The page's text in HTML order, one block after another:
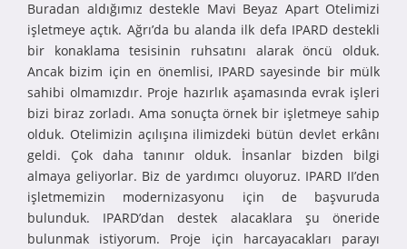
Buradan aldığımız destekle Mavi Beyaz Apart Otelimizi
işletmeye açtık. Ağrı’da bu alanda ilk defa IPARD destekli
bir konaklama tesisinin ruhsatını alarak öncü olduk.
Ancak bizim için en önemlisi, IPARD sayesinde bir mülk
sahibi olmamızdır. Proje hazırlık aşamasında evrak işleri
bizi biraz zorladı. Ama sonuçta örnek bir işletmeye sahip
olduk. Otelimizin açılışına ilimizdeki bütün devlet erkânı
geldi. Çok daha tanınır olduk. İnsanlar bizden bilgi
almaya geliyorlar. Biz de yardımcı oluyoruz. IPARD II’den
işletmemizin modernizasyonu için de başvuruda
bulunduk. IPARD’dan destek alacaklara şu öneride
bulunmak istiyorum. Proje için harcayacakları parayı